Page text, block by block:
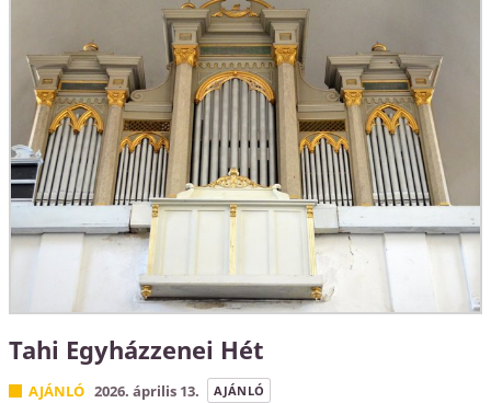
Tahi Egyházzenei Hét
AJÁNLÓ 2026. április 13. AJÁNLÓ